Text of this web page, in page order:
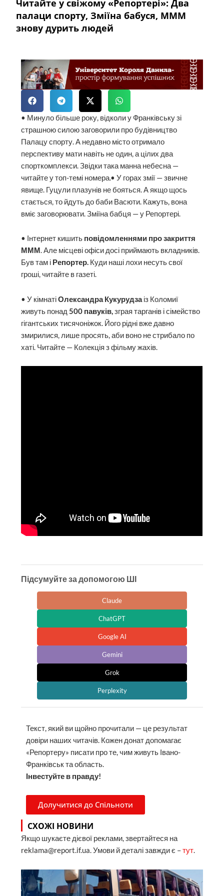
Читайте у свіжому «Репортері»: Два
палаци спорту, Зміїна бабуся, МММ
знову дурить людей
• Минуло більше року, відколи у Франківську зі
страшною силою заговорили про будівництво
Палацу спорту. А недавно місто отримало
перспективу мати навіть не один, а цілих два
спорткомплекси. Звідки така манна небесна —
читайте у топ-темі номера.• У горах змії — звичне
явище. Гуцули плазунів не бояться. А якщо щось
стається, то йдуть до баби Васюти. Кажуть, вона
вміє заговорювати. Зміїна бабця — у Репортері.
• Інтернет кишить повідомленнями про закриття
МММ. Але місцеві офіси досі приймають вкладників.
Був там і Репортер. Куди наші лохи несуть свої
гроші, читайте в газеті.
• У кімнатіОлександра Кукурудзаіз Коломиї
живуть понад 500 павуків,зграя тарганів і сімейство
гігантських тисячоніжок. Його рідні вже давно
змирилися, лише просять, аби воно не стрибало по
хаті. Читайте — Колекція з фільму жахів.
Підсумуйте за допомогою ШІ
Claude
ChatGPT
Google AI
Gemini
Grok
Perplexity
Текст, який ви щойно прочитали — це результат
довіри наших читачів. Кожен донат допомагає
«Репортеру» писати про те, чим живуть Івано-
Франківськ та область.
Інвестуйте в правду!
Долучитися до Спільноти
СХОЖІ НОВИНИ
Якщо шукаєте дієвої реклами, звертайтеся на
reklama@report.if.ua. Умови й деталі завжди є –тут.